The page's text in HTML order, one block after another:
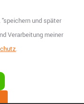
und später
Verarbeitung meiner